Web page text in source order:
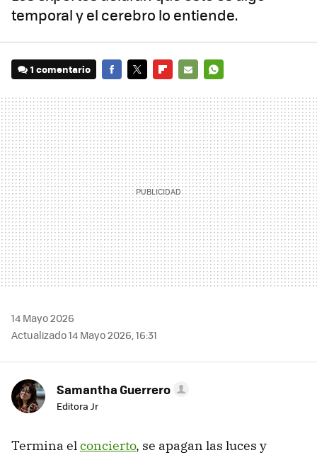
temporal y el cerebro lo entiende.
1 comentario
MAIL
14 Mayo 2026
Actualizado 14 Mayo 2026, 16:31
Samantha Guerrero
Editora Jr
Termina elconcierto, se apagan las luces y